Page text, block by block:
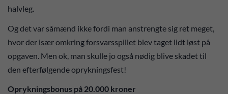
halvleg.
Og det var såmænd ikke fordi man anstrengte sig ret meget,
hvor der især omkring forsvarsspillet blev taget lidt løst på
opgaven. Men ok, man skulle jo også nødig blive skadet til
den efterfølgende oprykningsfest!
Oprykningsbonus på 20.000 kroner